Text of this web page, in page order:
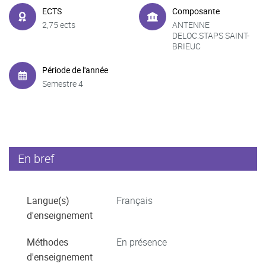
ECTS
2,75 ects
Composante
ANTENNE
DELOC.STAPS SAINT-
BRIEUC
Période de l'année
Semestre 4
En bref
Langue(s)
d'enseignement
Français
Méthodes
d'enseignement
En présence